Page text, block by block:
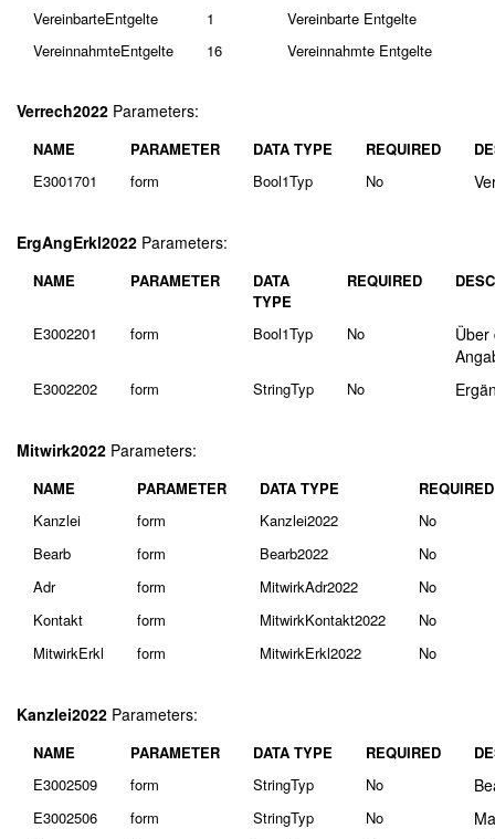
VereinbarteEntgelte
1
Vereinbarte Entgelte
VereinnahmteEntgelte
16 Vereinnahmte Entgelte
Verrech2022 Parameters:
NAME PARAMETER DATA TYPE REQUIRED
E3001701
form Bool1Typ No
ErgAngErkl2022 Parameters:
NAME PARAMETER
DATA
TYPE
REQUIRED
E3002201 form Bool1Typ No
Über
E3002202 form StringTyp No
Mitwirk2022 Parameters:
NAME PARAMETER DATA TYPE
REQUIRED
Kanzlei
form Kanzlei2022
No
Bearb
form Bearb2022
No
Adr
form MitwirkAdr2022
No
Kontakt
form MitwirkKontakt2022
No
MitwirkErkl
form MitwirkErkl2022 No
Kanzlei2022 Parameters:
NAME PARAMETER DATA TYPE REQUIRED
E3002509
form StringTyp No
E3002506 form StringTyp No